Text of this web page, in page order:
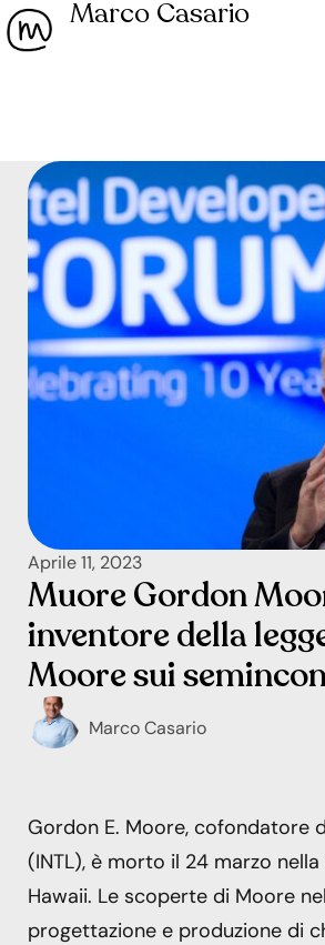
Marco Casario
Aprile 11, 2023
Muore Gordon
inventore della
Moore sui
Marco Casario
Gordon E. Moore, cofondatore
(INTL), è morto il 24 marzo
Hawaii. Le scoperte di Moore
progettazione e produzione di